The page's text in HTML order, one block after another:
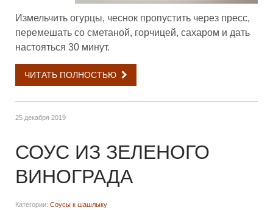
Измельчить огурцы, чеснок пропустить через пресс,
перемешать со сметаной, горчицей, сахаром и дать
настояться 30 минут.
ЧИТАТЬ ПОЛНОСТЬЮ
25 декабря 2019
СОУС ИЗ ЗЕЛЕНОГО
ВИНОГРАДА
Категории: Соусы к шашлыку